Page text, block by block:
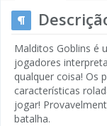
Malditos Goblins é
jogadores
qualquer coisa! Os
características
jogar!
batalha.